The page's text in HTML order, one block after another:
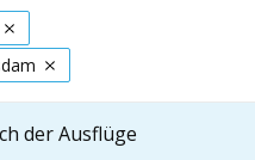
der Ausflüge